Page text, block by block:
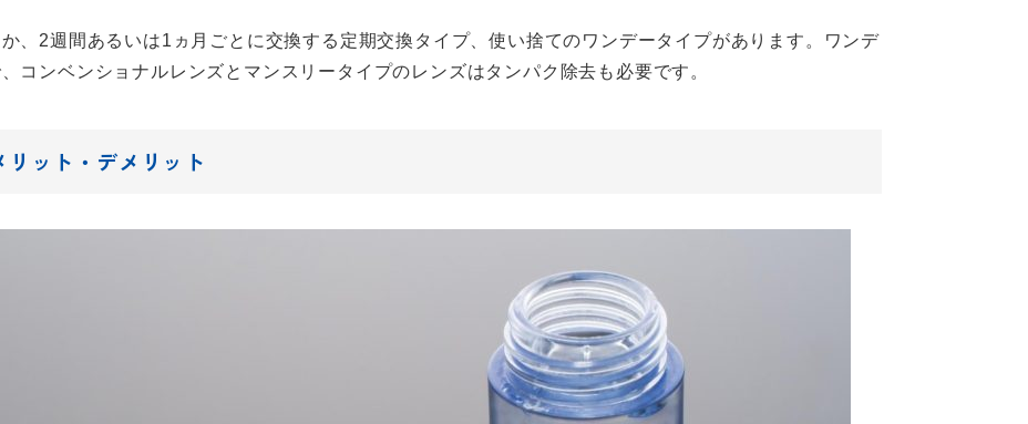
、2週間あるいは1ヵ月ごとに交換する定期交換タイプ、使い捨てのワンデータイプがあります。ワンデ
コンベンショナルレンズとマンスリータイプのレンズはタンパク除去も必要です。
ット・デメリット